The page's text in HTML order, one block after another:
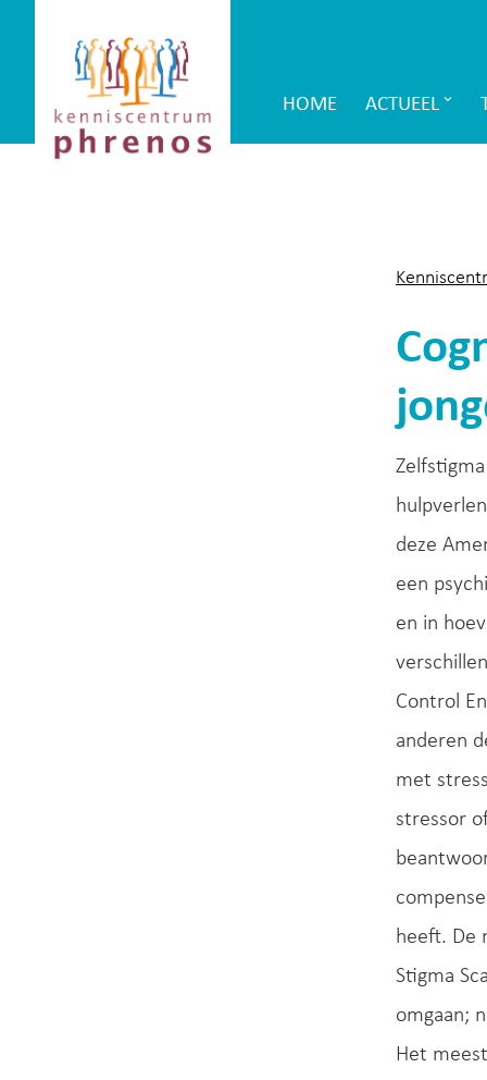
Phrenos
website
Main
HOME ACTUEEL
deze
een
en in
Control
anderen
met
stressor
heeft. De
Stigma
omgaan;
Het